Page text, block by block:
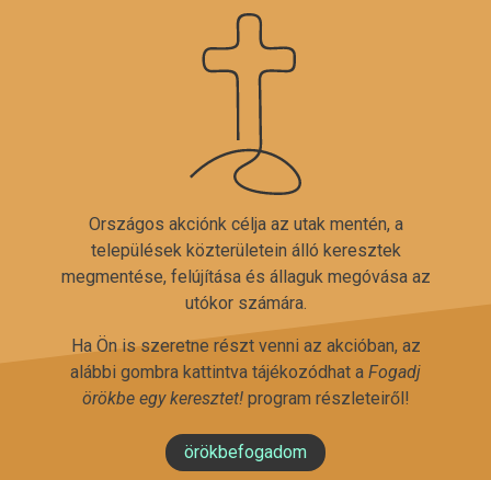
Országos akciónk célja az utak mentén, a
települések közterületein álló keresztek
megmentése, felújítása és állaguk megóvása az
utókor számára.
Ha Ön is szeretne részt venni az akcióban, az
alábbi gombra kattintva tájékozódhat a Fogadj
örökbe egy keresztet!program részleteiről!
örökbefogadom